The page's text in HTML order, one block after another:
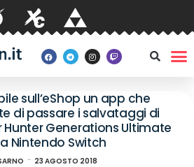
sull’eShop un app che
di passare i salvataggi di
Hunter Generations Ultimate
Nintendo Switch
23 AGOSTO 2018